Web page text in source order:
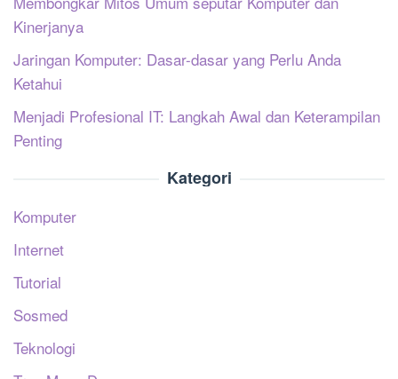
Kinerjanya
Jaringan Komputer: Dasar-dasar yang Perlu Anda
Ketahui
Menjadi Profesional IT: Langkah Awal dan Keterampilan
Penting
Kategori
Komputer
Internet
Tutorial
Sosmed
Teknologi